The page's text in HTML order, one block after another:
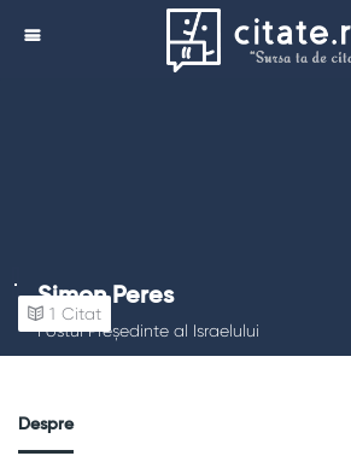
Șimon Peres
Fostul Preşedinte al Israelului
1 Citat
Despre